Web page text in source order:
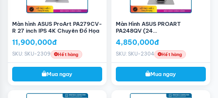
Màn hình ASUS ProArt PA279CV-
R 27 inch IPS 4K Chuyên Đồ Họa
11,900,000đ
SKU: SKU-2309 Hết hàng
Mua ngay
Màn Hình ASUS PROART
PA248QV (24
4,850,000đ
SKU: SKU-2304 Hết hàng
Mua ngay